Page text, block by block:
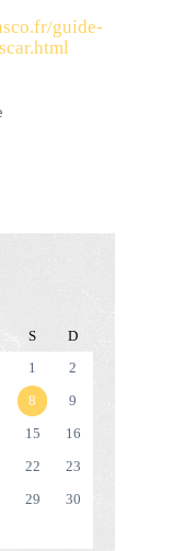
guide-
S
D
1
2
8
9
15
16
22
23
29
30